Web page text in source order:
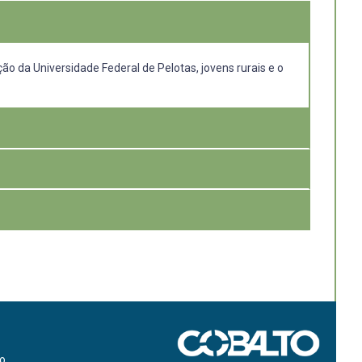
da Universidade Federal de Pelotas, jovens rurais e o
tema, maior ambientação com
como um todo.
rurais
produção de relatórios técnicos, essenciais